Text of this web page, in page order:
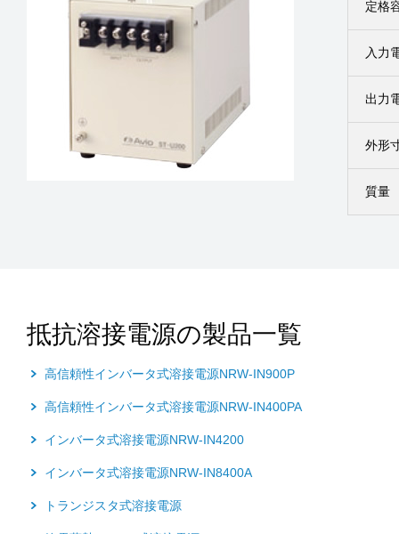
定格
入力
出力
外形
質量
抵抗溶接電源の製品一覧
高信頼性インバータ式溶接電源NRW-IN900P
高信頼性インバータ式溶接電源NRW-IN400PA
インバータ式溶接電源NRW-IN4200
インバータ式溶接電源NRW-IN8400A
トランジスタ式溶接電源